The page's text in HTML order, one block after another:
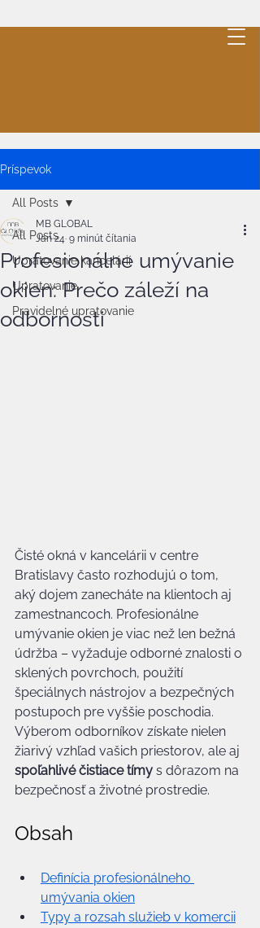
Príspevok
All Posts
Upratovanie kancelárií
Upratovanie
Pravidelné upratovanie
All Posts
Profesionálne umývanie
okien: Prečo záleží na
odbornosti
MB GLOBAL
Jan 24 9 minút čítania
Čisté okná v kancelárii v centre
Bratislavy často rozhodujú o tom,
aký dojem zanecháte na klientoch aj
zamestnancoch. Profesionálne
umývanie okien je viac než len bežná
údržba – vyžaduje odborné znalosti o
sklených povrchoch, použití
špeciálnych nástrojov a bezpečných
postupoch pre vyššie poschodia.
Výberom odborníkov získate nielen
žiarivý vzhľad vašich priestorov, ale aj
spoľahlivé čistiace tímy s dôrazom na
bezpečnosť a životné prostredie.
Obsah
Definícia profesionálneho
umývania okien
Typy a rozsah služieb v komercii